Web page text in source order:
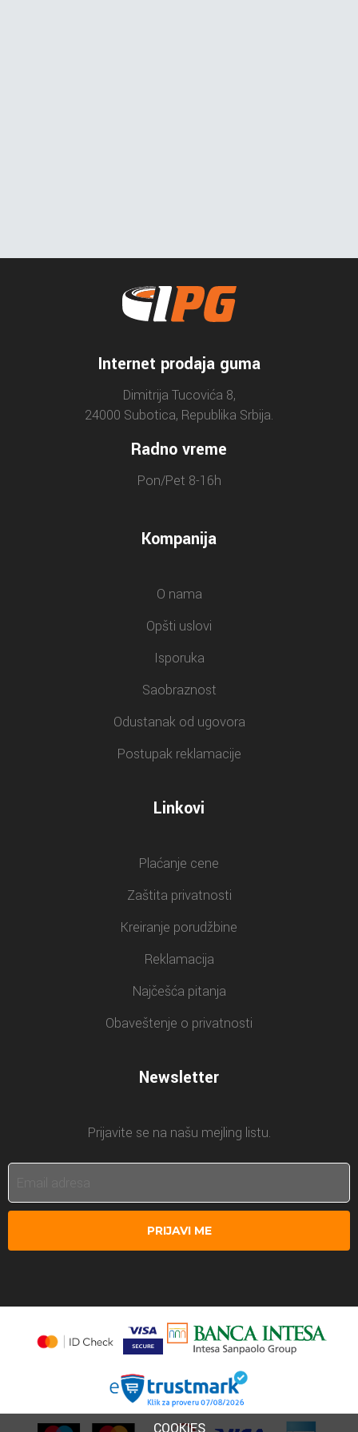
Internet prodaja guma
Dimitrija Tucovića 8,
24000 Subotica, Republika Srbija.
Radno vreme
Pon/Pet 8-16h
Kompanija
O nama
Opšti uslovi
Isporuka
Saobraznost
Odustanak od ugovora
Postupak reklamacije
Linkovi
Plaćanje cene
Zaštita privatnosti
Kreiranje porudžbine
Reklamacija
Najčešća pitanja
Obaveštenje o privatnosti
Newsletter
Prijavite se na našu mejling listu.
PRIJAVI ME